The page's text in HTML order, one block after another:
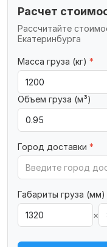
Расчет
Рассчитайте
Екатеринбурга
Масса груза (кг) *
Объем груза (м³)
Город доставки *
Габариты груза (мм)
×